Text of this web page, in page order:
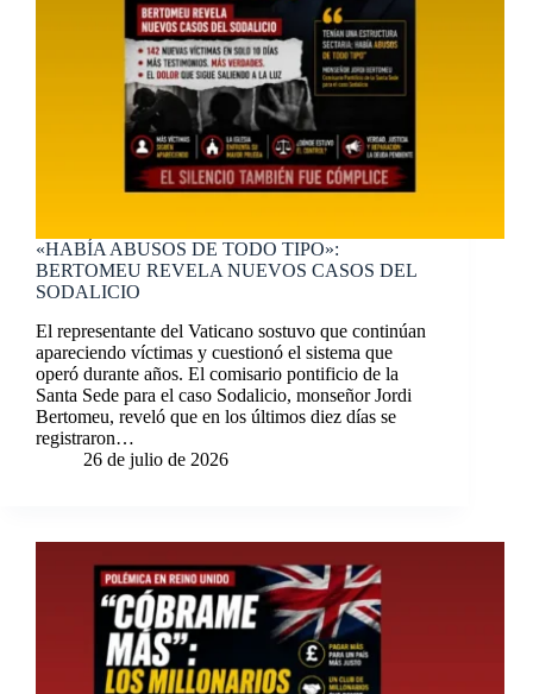
«HABÍA ABUSOS DE TODO TIPO»:
BERTOMEU REVELA NUEVOS CASOS DEL
SODALICIO
El representante del Vaticano sostuvo que continúan
apareciendo víctimas y cuestionó el sistema que
operó durante años. El comisario pontificio de la
Santa Sede para el caso Sodalicio, monseñor Jordi
Bertomeu, reveló que en los últimos diez días se
registraron…
26 de julio de 2026